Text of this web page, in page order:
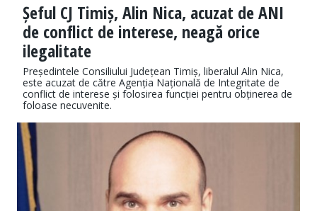
Șeful CJ Timiș, Alin Nica, acuzat de ANI
de conflict de interese, neagă orice
ilegalitate
Președintele Consiliului Județean Timiș, liberalul Alin Nica,
este acuzat de către Agenția Națională de Integritate de
conflict de interese și folosirea funcției pentru obținerea de
foloase necuvenite.